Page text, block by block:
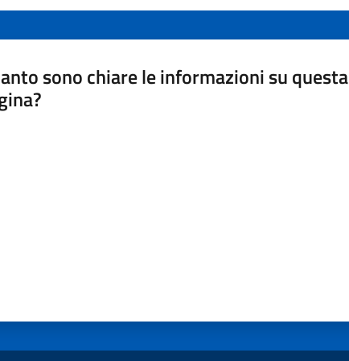
sono chiare le informazioni su questa